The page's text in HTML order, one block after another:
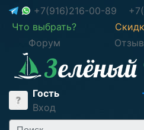
+7(916)216-00-89
Что выбрать?
Форум
Гость
Вход